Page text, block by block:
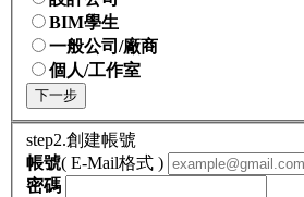
BIM學生
一般公司/廠商
個人/工作室
下一步
step2.創建帳號
帳號( E-Mail格式 )
密碼